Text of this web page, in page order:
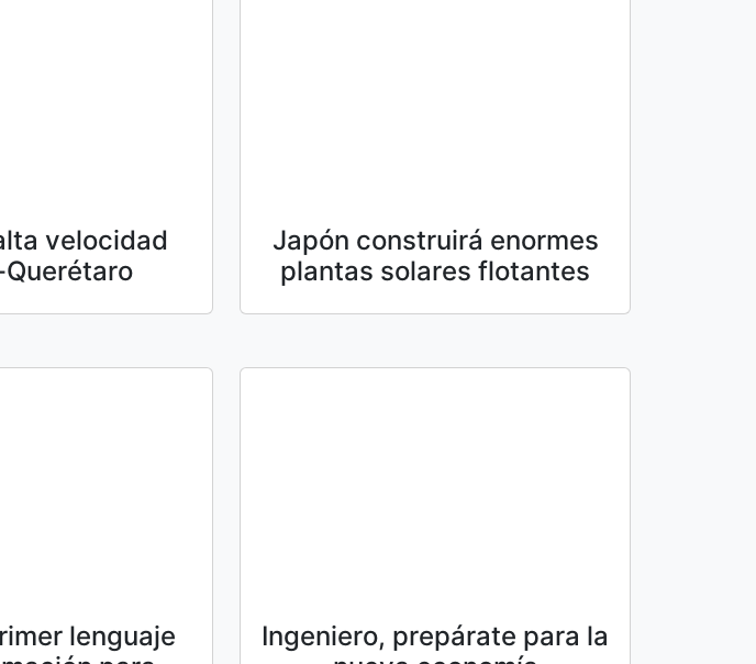
velocidad
Japón construirá enormes
plantas solares flotantes
lenguaje
Ingeniero, prepárate para la